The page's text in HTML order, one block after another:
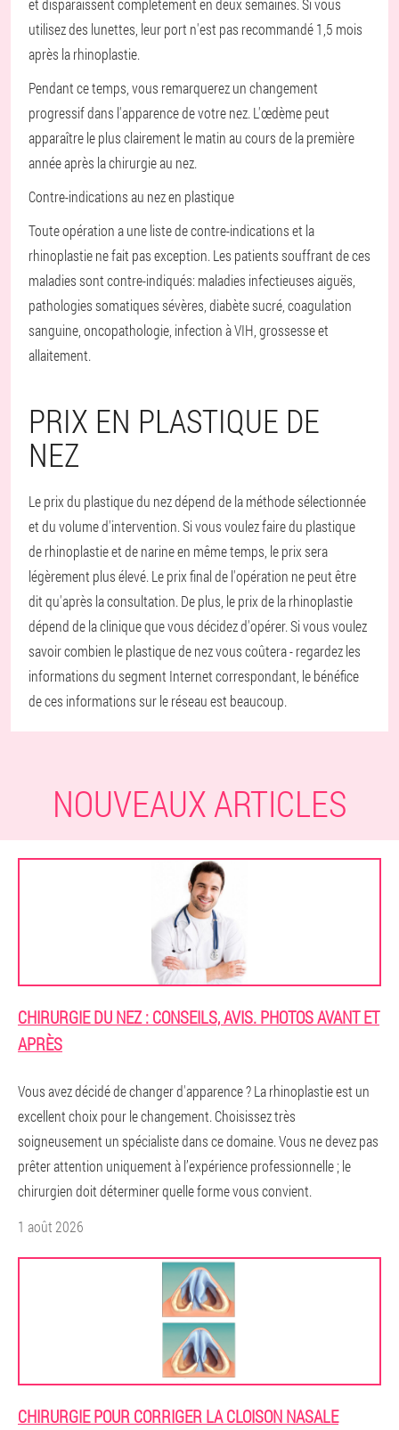
utilisez des lunettes, leur port n'est pas recommandé 1,5 mois
après la rhinoplastie.
Pendant ce temps, vous remarquerez un changement
progressif dans l'apparence de votre nez. L'œdème peut
apparaître le plus clairement le matin au cours de la première
année après la chirurgie au nez.
Contre-indications au nez en plastique
Toute opération a une liste de contre-indications et la
rhinoplastie ne fait pas exception. Les patients souffrant de ces
maladies sont contre-indiqués: maladies infectieuses aiguës,
pathologies somatiques sévères, diabète sucré, coagulation
sanguine, oncopathologie, infection à VIH, grossesse et
allaitement.
PRIX EN PLASTIQUE DE
NEZ
Le prix du plastique du nez dépend de la méthode sélectionnée
et du volume d'intervention. Si vous voulez faire du plastique
de rhinoplastie et de narine en même temps, le prix sera
légèrement plus élevé. Le prix final de l'opération ne peut être
dit qu'après la consultation. De plus, le prix de la rhinoplastie
dépend de la clinique que vous décidez d'opérer. Si vous voulez
savoir combien le plastique de nez vous coûtera - regardez les
informations du segment Internet correspondant, le bénéfice
de ces informations sur le réseau est beaucoup.
NOUVEAUX ARTICLES
CHIRURGIE DU NEZ : CONSEILS, AVIS. PHOTOS AVANT ET
APRÈS
Vous avez décidé de changer d'apparence ? La rhinoplastie est un
excellent choix pour le changement. Choisissez très
soigneusement un spécialiste dans ce domaine. Vous ne devez pas
prêter attention uniquement à l’expérience professionnelle ; le
chirurgien doit déterminer quelle forme vous convient.
1 août 2026
CHIRURGIE POUR CORRIGER LA CLOISON NASALE